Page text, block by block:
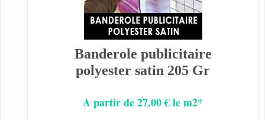
Banderole publicitaire
polyester satin 205 Gr
A partir de 27,00 € le m2*